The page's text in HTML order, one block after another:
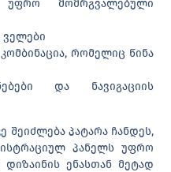
უფრო მომრგვალებული
რომელიც წინა
და ნავიგაციის
შეიძლება პატარა ჩანდეს,
პანელს უფრო
ენასთან მეტად